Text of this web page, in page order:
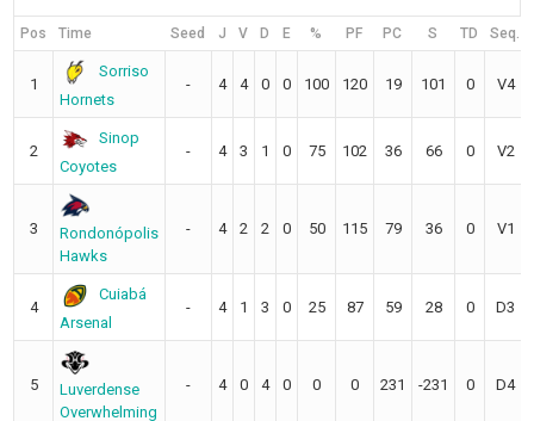
Pos Time Seed J V D E % PF PC S TD Seq.
1
Sorriso
Hornets
- 4 4 0 0 100 120 19 101 0 V4
2
Sinop
Coyotes
- 4 3 1 0 75 102 36 66 0 V2
3
Rondonópolis
Hawks
- 4 2 2 0 50 115 79 36 0 V1
4
Cuiabá
Arsenal
- 4 1 3 0 25 87 59 28 0 D3
5
Luverdense
Overwhelming
- 4 0 4 0 0 0 231 -231 0 D4